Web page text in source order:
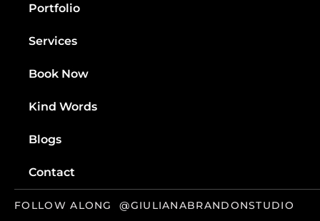
Portfolio
Services
Book Now
Kind Words
Blogs
Contact
FOLLOW ALONG@GIULIANABRANDONSTUDIO